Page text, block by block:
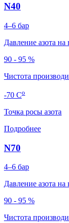
N40
4–6 бар
Давление азота на
90 - 95 %
Чистота
-70 Cо
Точка росы азота
Подробнее
N70
4–6 бар
Давление азота на
90 - 95 %
Чистота